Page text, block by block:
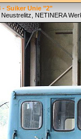
- Suiker Unie "2"
NETINERA